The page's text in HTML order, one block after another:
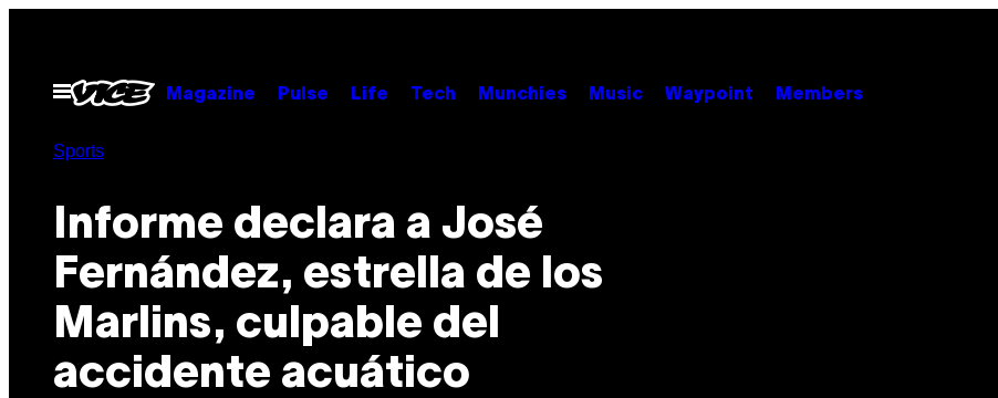
contenido
Abrir
Menú
Magazine Pulse Life Tech Munchies Music Waypoint Members
Sports
Informe declara a José
Fernández, estrella de los
Marlins, culpable del
accidente acuático